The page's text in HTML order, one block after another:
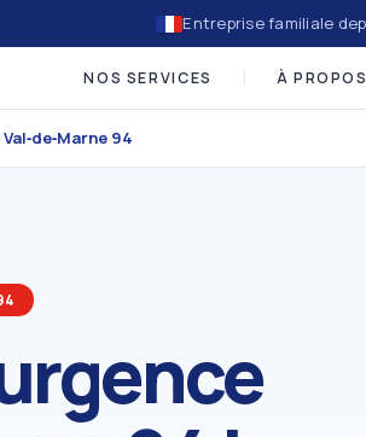
Entreprise familiale
NOS SERVICES À PROPOS
94